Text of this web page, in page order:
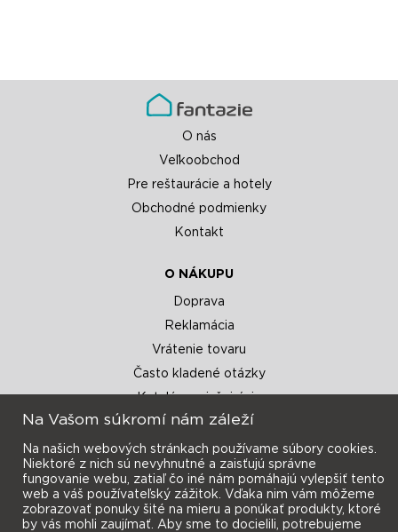
O nás
Veľkoobchod
Pre reštaurácie a hotely
Obchodné podmienky
Kontakt
O NÁKUPU
Doprava
Reklamácia
Vrátenie tovaru
Často kladené otázky
Katalógy a inšpirácie
Novinky e-mailom Prihlásiť sa
Na Vašom súkromí nám záleží
Na našich webových stránkach používame súbory cookies.
Niektoré z nich sú nevyhnutné a zaisťujú správne
fungovanie webu, zatiaľ čo iné nám pomáhajú vylepšiť tento
web a váš používateľský zážitok. Vďaka nim vám môžeme
zobrazovať ponuky šité na mieru a ponúkať produkty, ktoré
by vás mohli zaujímať. Aby sme to docielili, potrebujeme